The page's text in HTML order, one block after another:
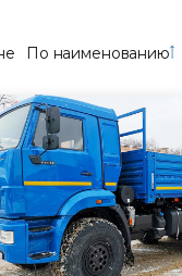
По наименованию